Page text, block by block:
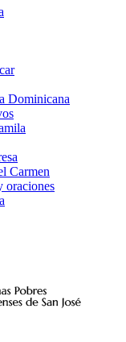
Dominicana
Carmen
oraciones